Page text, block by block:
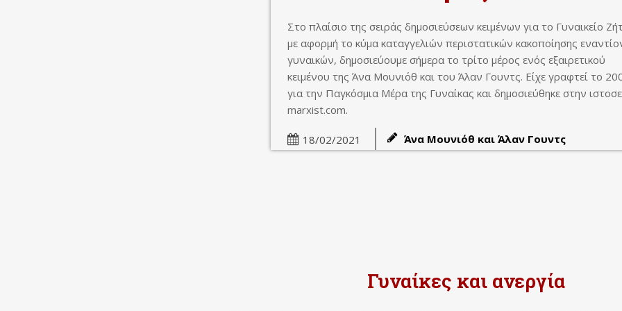
Στο πλαίσιο της σειράς δημοσιεύσεων κειμένων για το Γυναικείο
με αφορμή το κύμα καταγγελιών περιστατικών κακοποίησης
γυναικών, δημοσιεύουμε σήμερα το τρίτο μέρος ενός εξαιρετικού
κειμένου της Άνα Μουνιόθ και του Άλαν Γουντς. Είχε γραφτεί το
για την Παγκόσμια Μέρα της Γυναίκας και δημοσιεύθηκε στην
marxist.com.
18/02/2021 Άνα Μουνιόθ και Άλαν Γουντς
Γυναίκες και ανεργία